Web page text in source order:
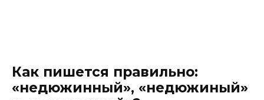
Как пишется правильно:
«недюжинный», «недюжиный»